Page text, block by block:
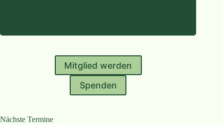
Mitglied werden
Spenden
Nächste Termine